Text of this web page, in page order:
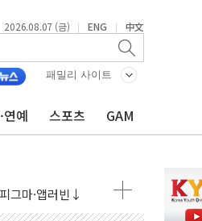
2026.08.07 (금) | ENG | 中文
패밀리 사이트
연예 스포츠 GAM
증가" 전망
발 작전"
그마·앱러빈↓
"